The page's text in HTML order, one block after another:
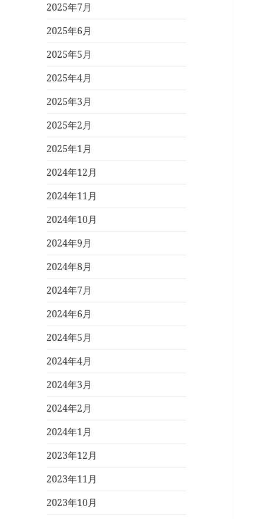
2025年7月
2025年6月
2025年5月
2025年4月
2025年3月
2025年2月
2025年1月
2024年12月
2024年11月
2024年10月
2024年9月
2024年8月
2024年7月
2024年6月
2024年5月
2024年4月
2024年3月
2024年2月
2024年1月
2023年12月
2023年11月
2023年10月